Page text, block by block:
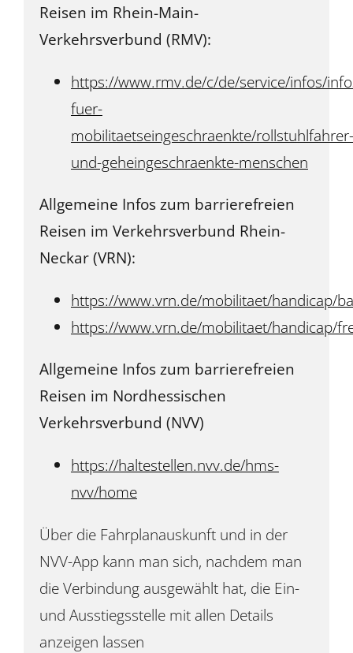
Reisen im Rhein-Main-
Verkehrsverbund (RMV):
https://www.rmv.de/c/de/service/infos/
fuer-
mobilitaetseingeschraenkte/rollstuhlfahrer-
und-geheingeschraenkte-menschen
Allgemeine Infos zum barrierefreien
Reisen im Verkehrsverbund Rhein-
Neckar (VRN):
https://www.vrn.de/mobilitaet/handicap/
https://www.vrn.de/mobilitaet/handicap/
Allgemeine Infos zum barrierefreien
Reisen im Nordhessischen
Verkehrsverbund (NVV)
https://haltestellen.nvv.de/hms-
nvv/home
Über die Fahrplanauskunft und in der
NVV-App kann man sich, nachdem man
die Verbindung ausgewählt hat, die Ein-
und Ausstiegsstelle mit allen Details
anzeigen lassen